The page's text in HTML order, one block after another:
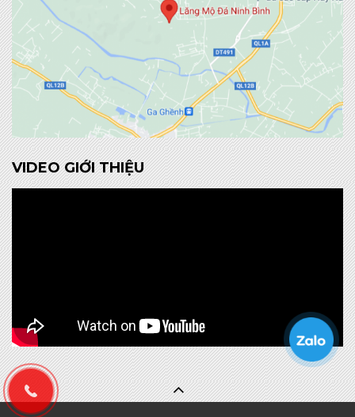
VIDEO GIỚI THIỆU